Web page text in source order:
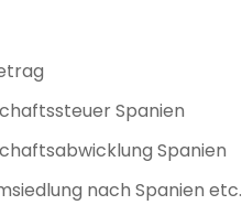
Spanien
Spanien
nach Spanien etc.